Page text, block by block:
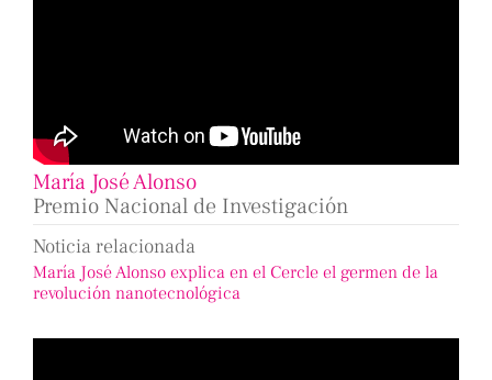
María José Alonso
Premio Nacional de Investigación
Noticia relacionada
María José Alonso explica en el Cercle el germen de la
revolución nanotecnológica